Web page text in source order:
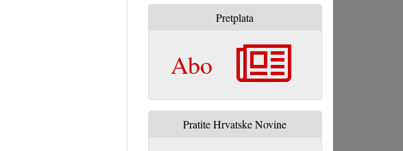
Pretplata
Abo
Pratite Hrvatske Novine